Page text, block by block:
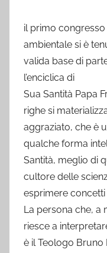
il primo
ambientale si è
valida base di
l’enciclica di
Sua Santità Papa
righe si
aggraziato, che è
qualche forma
Santità, meglio di
cultore delle
esprimere
La persona che, a
riesce a
è il Teologo Bruno